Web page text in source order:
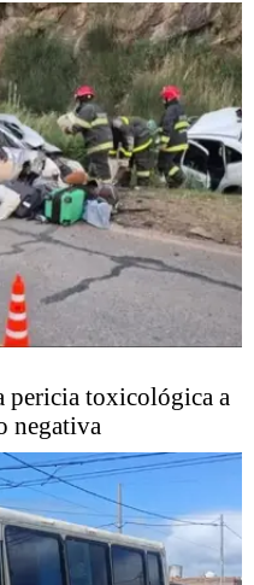
pericia toxicológica a
negativa